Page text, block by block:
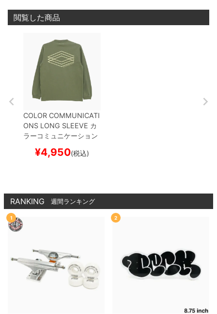
閲覧した商品
COLOR COMMUNICATI
ONS LONG SLEEVE カ
ラーコミュニケーション
3C DIAMONDSLIGH
¥4,950(税込)
RANKING 週間ランキング
1 2